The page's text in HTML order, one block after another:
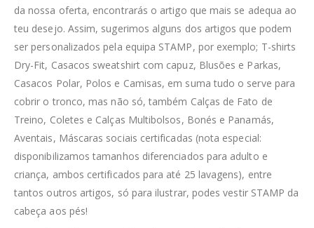
da nossa oferta, encontrarás o artigo que mais se adequa ao
teu desejo. Assim, sugerimos alguns dos artigos que podem
ser personalizados pela equipa STAMP, por exemplo; T-shirts
Dry-Fit, Casacos sweatshirt com capuz, Blusões e Parkas,
Casacos Polar, Polos e Camisas, em suma tudo o serve para
cobrir o tronco, mas não só, também Calças de Fato de
Treino, Coletes e Calças Multibolsos, Bonés e Panamás,
Aventais, Máscaras sociais certificadas (nota especial:
disponibilizamos tamanhos diferenciados para adulto e
criança, ambos certificados para até 25 lavagens), entre
tantos outros artigos, só para ilustrar, podes vestir STAMP da
cabeça aos pés!